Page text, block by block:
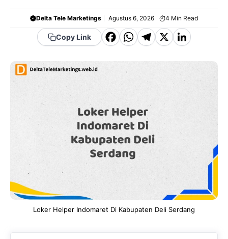
Delta Tele Marketings Agustus 6, 2026 4 Min Read
Copy Link
F
e
b
o
o
k
W
a
t
s
A
p
p
T
g
a
m
X Li
k
e
Loker Helper Indomaret Di Kabupaten Deli Serdang